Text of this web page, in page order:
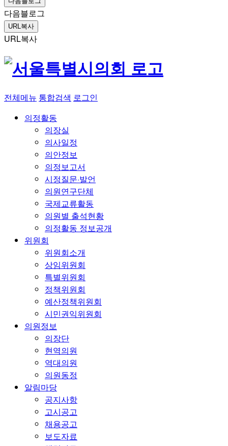
다음블로그
URL복사
URL복사
전체메뉴 통합검색 로그인
의정활동
의장실
의사일정
의안정보
의정보고서
시정질문·발언
의원연구단체
국제교류활동
의원별 출석현황
의정활동 정보공개
위원회
위원회소개
상임위원회
특별위원회
정책위원회
예산정책위원회
시민권익위원회
의원정보
의장단
현역의원
역대의원
의원동정
알림마당
공지사항
고시공고
채용공고
보도자료